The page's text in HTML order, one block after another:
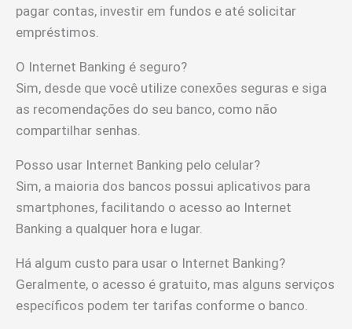
pagar contas, investir em fundos e até solicitar
empréstimos.
O Internet Banking é seguro?
Sim, desde que você utilize conexões seguras e siga
as recomendações do seu banco, como não
compartilhar senhas.
Posso usar Internet Banking pelo celular?
Sim, a maioria dos bancos possui aplicativos para
smartphones, facilitando o acesso ao Internet
Banking a qualquer hora e lugar.
Há algum custo para usar o Internet Banking?
Geralmente, o acesso é gratuito, mas alguns serviços
específicos podem ter tarifas conforme o banco.